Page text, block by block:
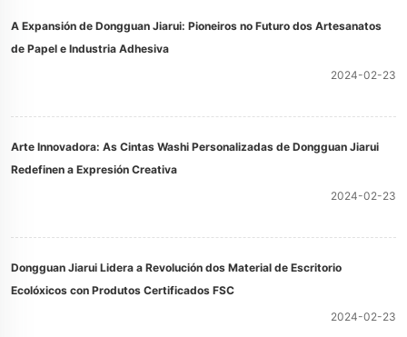
A Expansión de Dongguan Jiarui: Pioneiros no Futuro dos Artesanatos
de Papel e Industria Adhesiva
2024-02-23
Arte Innovadora: As Cintas Washi Personalizadas de Dongguan Jiarui
Redefinen a Expresión Creativa
2024-02-23
Dongguan Jiarui Lidera a Revolución dos Material de Escritorio
Ecolóxicos con Produtos Certificados FSC
2024-02-23